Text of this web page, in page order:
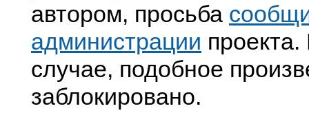
автором, просьба
администрации
случае, подобное
заблокировано.